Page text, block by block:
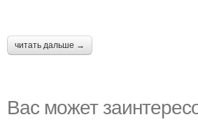
читать дальше →
Вас может